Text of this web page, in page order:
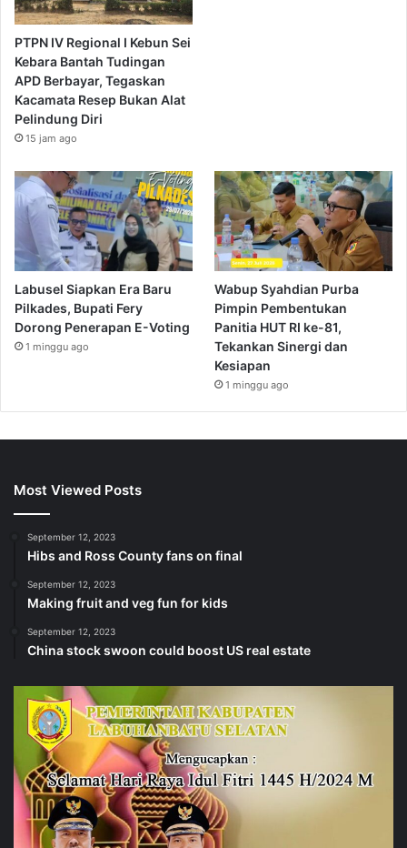
PTPN IV Regional I Kebun Sei
Kebara Bantah Tudingan
APD Berbayar, Tegaskan
Kacamata Resep Bukan Alat
Pelindung Diri
15 jam ago
Labusel Siapkan Era Baru
Pilkades, Bupati Fery
Dorong Penerapan E-Voting
1 minggu ago
Wabup Syahdian Purba
Pimpin Pembentukan
Panitia HUT RI ke-81,
Tekankan Sinergi dan
Kesiapan
1 minggu ago
Most Viewed Posts
September 12, 2023
Hibs and Ross County fans on final
September 12, 2023
Making fruit and veg fun for kids
September 12, 2023
China stock swoon could boost US real estate